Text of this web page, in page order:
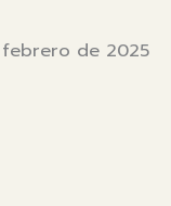
de 2025